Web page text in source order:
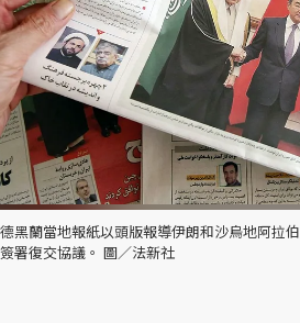
德黑蘭當地報紙以頭版報導伊朗和沙烏地阿拉
簽署復交協議。 圖／法新社